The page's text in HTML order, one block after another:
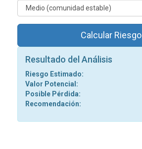
Calcular Riesgo
Resultado del Análisis
Riesgo Estimado:
Valor Potencial:
Posible Pérdida:
Recomendación: